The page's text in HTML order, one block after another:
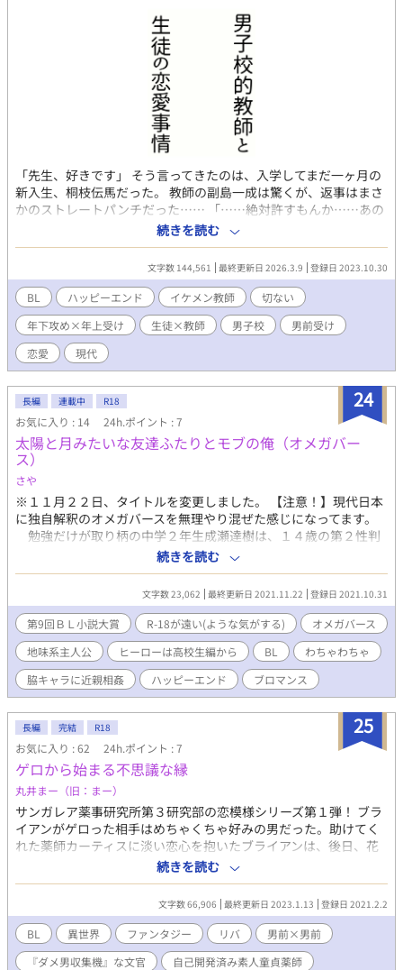
「先生、好きです」 そう言ってきたのは、入学してまだ一ヶ月の
新入生、桐枝伝馬だった。 教師の副島一成は驚くが、返事はまさ
かのストレートパンチだった…… 「……絶対許すもんか……あの
暴力教師」 クセ強な教師たちに、元気な生徒たちがわちゃわちゃ
と入り乱れ、男子校の日常は今日も賑やかに展開する。 体育会系
で一直線な生徒 ×三白眼が冴える男前な教師。 ライトなコメディ
テイストの男子校BL小説をめざして書いています。 ※「承前」を
全面改稿しました、2024、10、31。 登場する人たち 副島一成
日本史教師。一年三組の担任。20代。三白眼が怖いが男前。どう
して教師になったのかと生徒たちから不思議がられているくらい
に教師という職業が似合わないらしい。 桐枝伝馬 高校一年生。
一年三組。剣道部所属。何事にも直球タイプで、猪突猛進に担任
太 高校一年生。一年三組。サッカー部所属。伝馬とは幼馴染
み。食べ物＝人生。人生の全てが食べること中心になっている。
藤島圭 高校一年生。一年三組。学級委員長。伝馬と勇太の友
達。ちょっとナナメに賢い。時々キモいことを口にするが自分が
キモい自覚はあるのでよし。 松本古矢 体育教師。一年三組副担
任。ウザいくらいにポジティブでうるさい。ほんとにうるさい。
橋爪理博 数学教師。古矢とは同窓生で友人。「五月蠅い」が口
癖。数字がトモダチ。 筒井順慶 三学年担当の数学教師。柔道部
顧問。ガタイが良く、暢気そうに見えて鋭い。恋人を抱くために
体を鍛えている。 副島冴人 吾妻学園理事長。一成の叔父。マン
ガに登場しそうな高慢キャラ。全身が尊大という名の細胞の塊で
できている。 貴水原七生 司書。一成の同窓生で友人。バーテン
ダーのような色気のある雰囲気を漂わせているが、ディープな本
好きオタク系。 上戸麻樹 三年生。剣道部主将。面倒見が良く人
も好い。なので、なんだかんだで宇佐美の無二の親友をやれてい
る。 蘭堂宇佐美 三年生。空手部主将。麻樹とは無二の親友と二
言目には豪語している。「！」が乱立するほど声がデカすぎて話
も長い。 倉本颯天 一年生。剣道部所属。伝馬の部活仲間。「ヤ
いる。 深水榮 推理作家。元、吾妻学園教師。祖父はイギリス
人。皮肉家。
続きを読む
文字数 144,561 最終更新日 2026.3.9 登録日 2023.10.30
BL ハッピーエンド イケメン教師
切ない
年下攻め×年上受け
生徒×教師 男子校
男前受け
恋愛
現代
24
長編 連載中 R18
お気に入り : 14 24h.ポイント : 7
太陽と月みたいな友達ふたりとモブの俺（オメガバー
ス）
さや
※１１月２２日、タイトルを変更しました。 【注意！】現代日本
に独自解釈のオメガバースを無理やり混ぜた感じになってます。
勉強だけが取り柄の中学２年生成瀬達樹は、１４歳の第２性判
定において予想外のオメガ判定を受ける。 自分は地味だから絶対
ベータだと信じて疑っていなかったのに……と衝撃を受けるも、
立ち直る暇もなく教師のパソコンを盗み見たという同級生が自分
と、幼なじみである柚木諒介の第２性を暴露しているところに遭
遇し……。 自称勉強だけが取り柄の地味オメガ・達樹と、感情
が外に出にくいクーデレなのかクーエロなのかな人妻（？）オメ
ガ・諒介、立てば芍薬座れば牡丹口を開けばただの中２と称され
る華やかな美人系残念オメガ・佐々岡光。 ３人で過ごすツッコ
ミ不在（※物理にあらず）な友情と恋の物語。 ・胸糞あり・下品
続きを読む
文字数 23,062 最終更新日 2021.11.22 登録日 2021.10.31
第9回ＢＬ小説大賞 R-18が遠い(ような気がする)
オメガバース
地味系主人公
ヒーローは高校生編から BL
わちゃわちゃ
脇キャラに近親相姦
ハッピーエンド ブロマンス
25
長編 完結 R18
お気に入り : 62 24h.ポイント : 7
ゲロから始まる不思議な縁
丸井まー（旧：まー）
サンガレア薬事研究所第３研究部の恋模様シリーズ第１弾！ ブラ
イアンがゲロった相手はめちゃくちゃ好みの男だった。助けてく
れた薬師カーティスに淡い恋心を抱いたブライアンは、後日、花
街の娼館の近くでカーティスと再会する。 ネコ経験しかない『ダ
メ男収集機』な文官と自己開発済み素人童貞なヘタレ薬師がわち
ゃわちゃしながらリバるお話。 (リバです。タイトルがアレな感じ
ですか、吐瀉表現は冒頭だけになります。エロあります。エロは
予告なしです。よろしくお願いいたします) ※ムーンライトノベル
ズさんでも公開しております。
続きを読む
文字数 66,906 最終更新日 2023.1.13 登録日 2021.2.2
BL 異世界 ファンタジー リバ
男前×男前
『ダメ男収集機』な文官
自己開発済み素人童貞薬師